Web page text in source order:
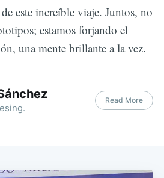
este increíble viaje. Juntos, no
estamos forjando el
una mente brillante a la vez.
Read More